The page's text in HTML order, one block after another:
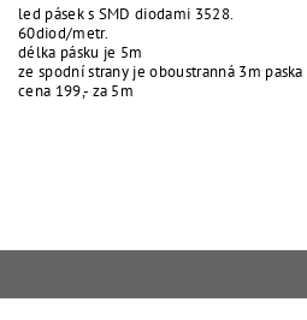
led pásek s SMD diodami 3528.
60diod/metr.
délka pásku je 5m
ze spodní strany je oboustranná 3m
cena 199,- za 5m